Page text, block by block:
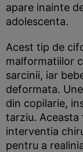
apare inainte
adolescenta.
Acest tip de
malformatiilor
sarcinii, iar
deformata.
din copilarie,
tarziu. Aceasta
interventia
pentru a